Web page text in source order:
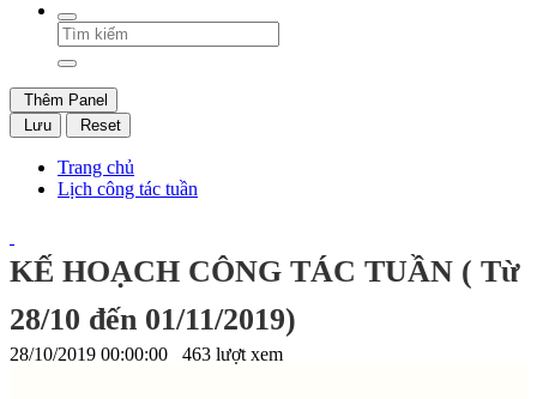
Thêm Panel
Lưu
Reset
Trang chủ
Lịch công tác tuần
KẾ HOẠCH CÔNG TÁC TUẦN ( Từ
28/10 đến 01/11/2019)
28/10/2019 00:00:00 463 lượt xem